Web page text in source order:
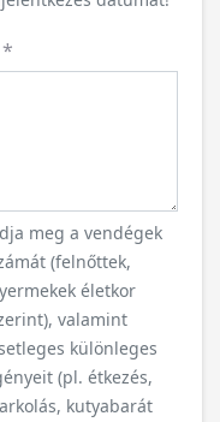
*
meg a vendégek
(felnőttek,
életkor
valamint
különleges
(pl. étkezés,
kutyabarát